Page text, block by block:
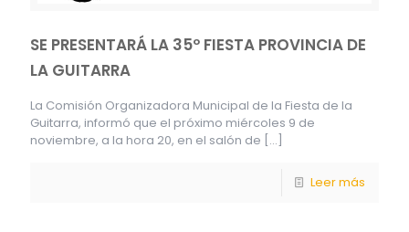
SE PRESENTARÁ LA 35º FIESTA PROVINCIA DE
LA GUITARRA
La Comisión Organizadora Municipal de la Fiesta de la
Guitarra, informó que el próximo miércoles 9 de
noviembre, a la hora 20, en el salón de […]
Leer más